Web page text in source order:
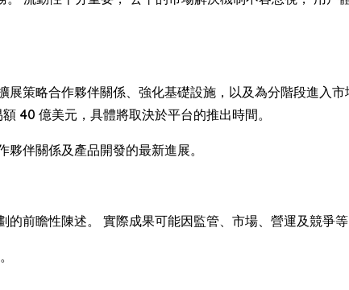
策略合作夥伴關係、強化基礎設施，以及為分階段進入
40 億美元，具體將取決於平台的推出時間。
伴關係及產品開發的最新進展。
前瞻性陳述。 實際成果可能因監管、市場、營運及競爭等